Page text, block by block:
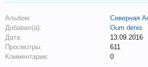
Альбом:
Северная
Добавил(а):
Oum denis
Дата:
13.09.2016
Просмотры:
611
Комментарии:
0